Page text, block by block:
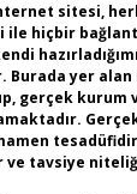
sitesi,
ile hiçbir
Burada yer
gerçek kurum
tavsiye